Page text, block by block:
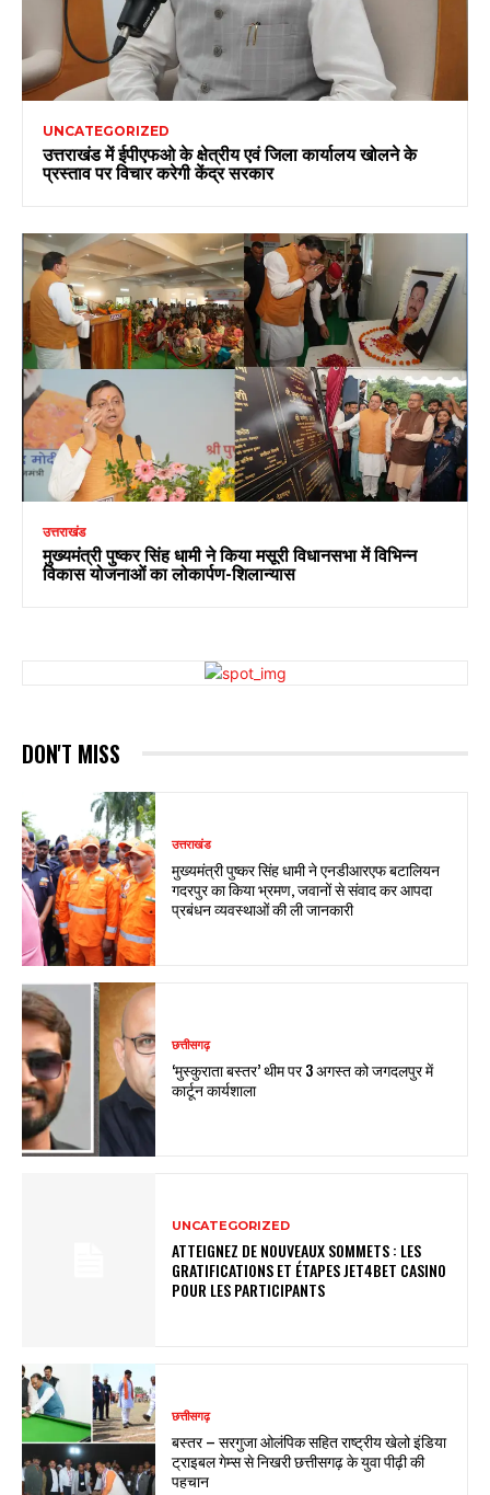
UNCATEGORIZED
उत्तराखंड में ईपीएफओ के क्षेत्रीय एवं जिला कार्यालय खोलने के
प्रस्ताव पर विचार करेगी केंद्र सरकार
उत्तराखंड
मुख्यमंत्री पुष्कर सिंह धामी ने किया मसूरी विधानसभा में विभिन्न
विकास योजनाओं का लोकार्पण-शिलान्यास
DON'T MISS
उत्तराखंड
मुख्यमंत्री पुष्कर सिंह धामी ने एनडीआरएफ बटालियन
गदरपुर का किया भ्रमण, जवानों से संवाद कर आपदा
प्रबंधन व्यवस्थाओं की ली जानकारी
छत्तीसगढ़
‘मुस्कुराता बस्तर’ थीम पर 3 अगस्त को जगदलपुर में
कार्टून कार्यशाला
UNCATEGORIZED
ATTEIGNEZ DE NOUVEAUX SOMMETS : LES
GRATIFICATIONS ET ÉTAPES JET4BET CASINO
POUR LES PARTICIPANTS
छत्तीसगढ़
बस्तर – सरगुजा ओलंपिक सहित राष्ट्रीय खेलो इंडिया
ट्राइबल गेम्स से निखरी छत्तीसगढ़ के युवा पीढ़ी की
पहचान